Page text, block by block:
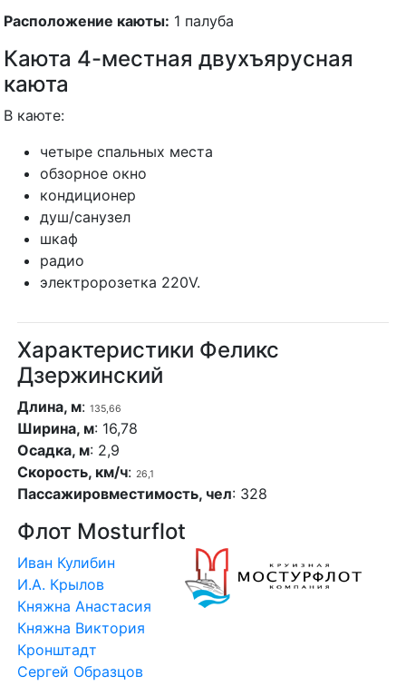
Каюта 4-местная двухъярусная
В каюте:
кондиционер
душ/санузел
шкаф
радио
электророзетка 220V.
Дзержинский
Длина, м: 135,66
Ширина, м: 16,78
Осадка, м : 2,9
Скорость, км/ч:26,1
Пассажировместимость, чел
Флот Mosturflot
Иван Кулибин
И.А. Крылов
Княжна Анастасия
Княжна Виктория
Кронштадт
Сергей Образцов
Александр Радищев
Михаил Булгаков